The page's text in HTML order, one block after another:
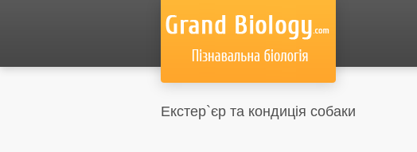
Екстер`єр та кондиція собаки